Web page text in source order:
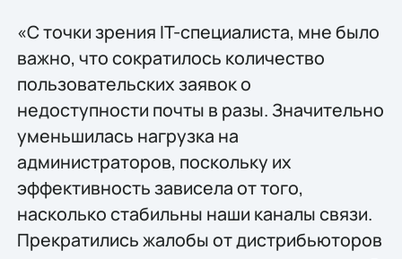
«С точки зрения IT-специалиста, мне было
важно, что сократилось количество
пользовательских заявок о
недоступности почты в разы. Значительно
уменьшилась нагрузка на
администраторов, поскольку их
эффективность зависела от того,
насколько стабильны наши каналы связи.
Прекратились жалобы от дистрибьюторов